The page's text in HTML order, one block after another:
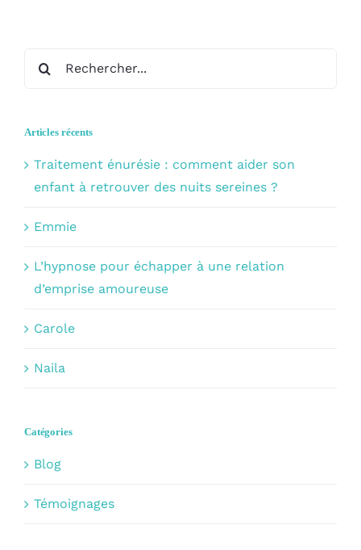
Articles récents
Traitement énurésie : comment aider son
enfant à retrouver des nuits sereines ?
Emmie
L’hypnose pour échapper à une relation
d’emprise amoureuse
Carole
Naila
Catégories
Blog
Témoignages